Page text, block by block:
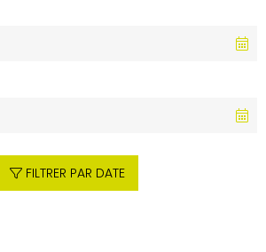
FILTRER PAR DATE